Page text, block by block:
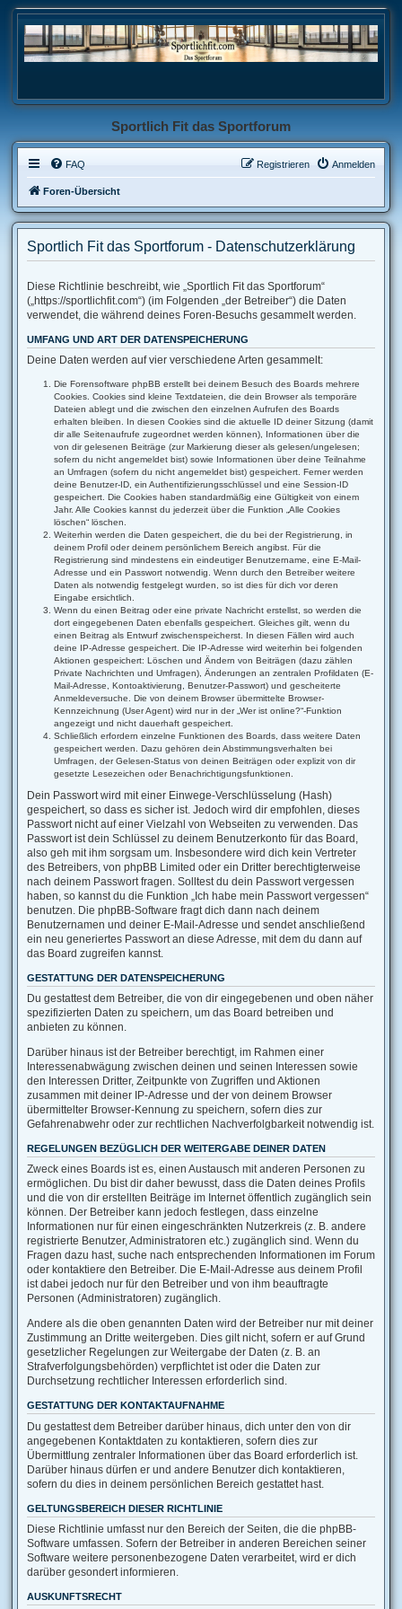
Sportlich Fit das Sportforum
FAQ Anmelden
Registrieren
Foren-Übersicht
Sportlich Fit das Sportforum - Datenschutzerklärung
Diese Richtlinie beschreibt, wie „Sportlich Fit das Sportforum“
(„https://sportlichfit.com“) (im Folgenden „der Betreiber“) die Daten
verwendet, die während deines Foren-Besuchs gesammelt werden.
UMFANG UND ART DER DATENSPEICHERUNG
Deine Daten werden auf vier verschiedene Arten gesammelt:
Die Forensoftware phpBB erstellt bei deinem Besuch des Boards mehrere
Cookies. Cookies sind kleine Textdateien, die dein Browser als temporäre
Dateien ablegt und die zwischen den einzelnen Aufrufen des Boards
erhalten bleiben. In diesen Cookies sind die aktuelle ID deiner Sitzung (damit
dir alle Seitenaufrufe zugeordnet werden können), Informationen über die
von dir gelesenen Beiträge (zur Markierung dieser als gelesen/ungelesen;
sofern du nicht angemeldet bist) sowie Informationen über deine Teilnahme
an Umfragen (sofern du nicht angemeldet bist) gespeichert. Ferner werden
deine Benutzer-ID, ein Authentifizierungsschlüssel und eine Session-ID
gespeichert. Die Cookies haben standardmäßig eine Gültigkeit von einem
Jahr. Alle Cookies kannst du jederzeit über die Funktion „Alle Cookies
löschen“ löschen.
Weiterhin werden die Daten gespeichert, die du bei der Registrierung, in
deinem Profil oder deinem persönlichem Bereich angibst. Für die
Registrierung sind mindestens ein eindeutiger Benutzername, eine E-Mail-
Adresse und ein Passwort notwendig. Wenn durch den Betreiber weitere
Daten als notwendig festgelegt wurden, so ist dies für dich vor deren
Eingabe ersichtlich.
Wenn du einen Beitrag oder eine private Nachricht erstellst, so werden die
dort eingegebenen Daten ebenfalls gespeichert. Gleiches gilt, wenn du
einen Beitrag als Entwurf zwischenspeicherst. In diesen Fällen wird auch
deine IP-Adresse gespeichert. Die IP-Adresse wird weiterhin bei folgenden
Aktionen gespeichert: Löschen und Ändern von Beiträgen (dazu zählen
Private Nachrichten und Umfragen), Änderungen an zentralen Profildaten (E-
Mail-Adresse, Kontoaktivierung, Benutzer-Passwort) und gescheiterte
Anmeldeversuche. Die von deinem Browser übermittelte Browser-
Kennzeichnung (User Agent) wird nur in der „Wer ist online?“-Funktion
angezeigt und nicht dauerhaft gespeichert.
Schließlich erfordern einzelne Funktionen des Boards, dass weitere Daten
gespeichert werden. Dazu gehören dein Abstimmungsverhalten bei
Umfragen, der Gelesen-Status von deinen Beiträgen oder explizit von dir
gesetzte Lesezeichen oder Benachrichtigungsfunktionen.
Dein Passwort wird mit einer Einwege-Verschlüsselung (Hash)
gespeichert, so dass es sicher ist. Jedoch wird dir empfohlen, dieses
Passwort nicht auf einer Vielzahl von Webseiten zu verwenden. Das
Passwort ist dein Schlüssel zu deinem Benutzerkonto für das Board,
also geh mit ihm sorgsam um. Insbesondere wird dich kein Vertreter
des Betreibers, von phpBB Limited oder ein Dritter berechtigterweise
nach deinem Passwort fragen. Solltest du dein Passwort vergessen
haben, so kannst du die Funktion „Ich habe mein Passwort vergessen“
benutzen. Die phpBB-Software fragt dich dann nach deinem
Benutzernamen und deiner E-Mail-Adresse und sendet anschließend
ein neu generiertes Passwort an diese Adresse, mit dem du dann auf
das Board zugreifen kannst.
GESTATTUNG DER DATENSPEICHERUNG
Du gestattest dem Betreiber, die von dir eingegebenen und oben näher
spezifizierten Daten zu speichern, um das Board betreiben und
anbieten zu können.
Darüber hinaus ist der Betreiber berechtigt, im Rahmen einer
Interessenabwägung zwischen deinen und seinen Interessen sowie
den Interessen Dritter, Zeitpunkte von Zugriffen und Aktionen
zusammen mit deiner IP-Adresse und der von deinem Browser
übermittelter Browser-Kennung zu speichern, sofern dies zur
Gefahrenabwehr oder zur rechtlichen Nachverfolgbarkeit notwendig ist.
REGELUNGEN BEZÜGLICH DER WEITERGABE DEINER DATEN
Zweck eines Boards ist es, einen Austausch mit anderen Personen zu
ermöglichen. Du bist dir daher bewusst, dass die Daten deines Profils
und die von dir erstellten Beiträge im Internet öffentlich zugänglich sein
können. Der Betreiber kann jedoch festlegen, dass einzelne
Informationen nur für einen eingeschränkten Nutzerkreis (z. B. andere
registrierte Benutzer, Administratoren etc.) zugänglich sind. Wenn du
Fragen dazu hast, suche nach entsprechenden Informationen im Forum
oder kontaktiere den Betreiber. Die E-Mail-Adresse aus deinem Profil
ist dabei jedoch nur für den Betreiber und von ihm beauftragte
Personen (Administratoren) zugänglich.
Andere als die oben genannten Daten wird der Betreiber nur mit deiner
Zustimmung an Dritte weitergeben. Dies gilt nicht, sofern er auf Grund
gesetzlicher Regelungen zur Weitergabe der Daten (z. B. an
Strafverfolgungsbehörden) verpflichtet ist oder die Daten zur
Durchsetzung rechtlicher Interessen erforderlich sind.
GESTATTUNG DER KONTAKTAUFNAHME
Du gestattest dem Betreiber darüber hinaus, dich unter den von dir
angegebenen Kontaktdaten zu kontaktieren, sofern dies zur
Übermittlung zentraler Informationen über das Board erforderlich ist.
Darüber hinaus dürfen er und andere Benutzer dich kontaktieren,
sofern du dies in deinem persönlichen Bereich gestattet hast.
GELTUNGSBEREICH DIESER RICHTLINIE
Diese Richtlinie umfasst nur den Bereich der Seiten, die die phpBB-
Software umfassen. Sofern der Betreiber in anderen Bereichen seiner
Software weitere personenbezogene Daten verarbeitet, wird er dich
darüber gesondert informieren.
AUSKUNFTSRECHT